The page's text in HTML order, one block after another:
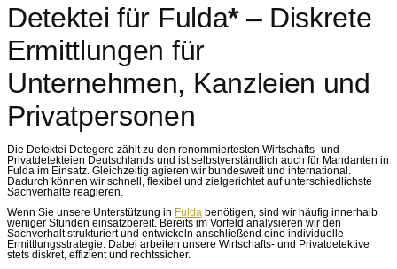
Detektei für Fulda*– Diskrete
Ermittlungen für
Unternehmen, Kanzleien und
Privatpersonen
Die Detektei Detegere zählt zu den renommiertesten Wirtschafts- und
Privatdetekteien Deutschlands und ist selbstverständlich auch für Mandanten in
Fulda im Einsatz. Gleichzeitig agieren wir bundesweit und international.
Dadurch können wir schnell, flexibel und zielgerichtet auf unterschiedlichste
Sachverhalte reagieren.
Wenn Sie unsere Unterstützung in Fulda benötigen, sind wir häufig innerhalb
weniger Stunden einsatzbereit. Bereits im Vorfeld analysieren wir den
Sachverhalt strukturiert und entwickeln anschließend eine individuelle
Ermittlungsstrategie. Dabei arbeiten unsere Wirtschafts- und Privatdetektive
stets diskret, effizient und rechtssicher.